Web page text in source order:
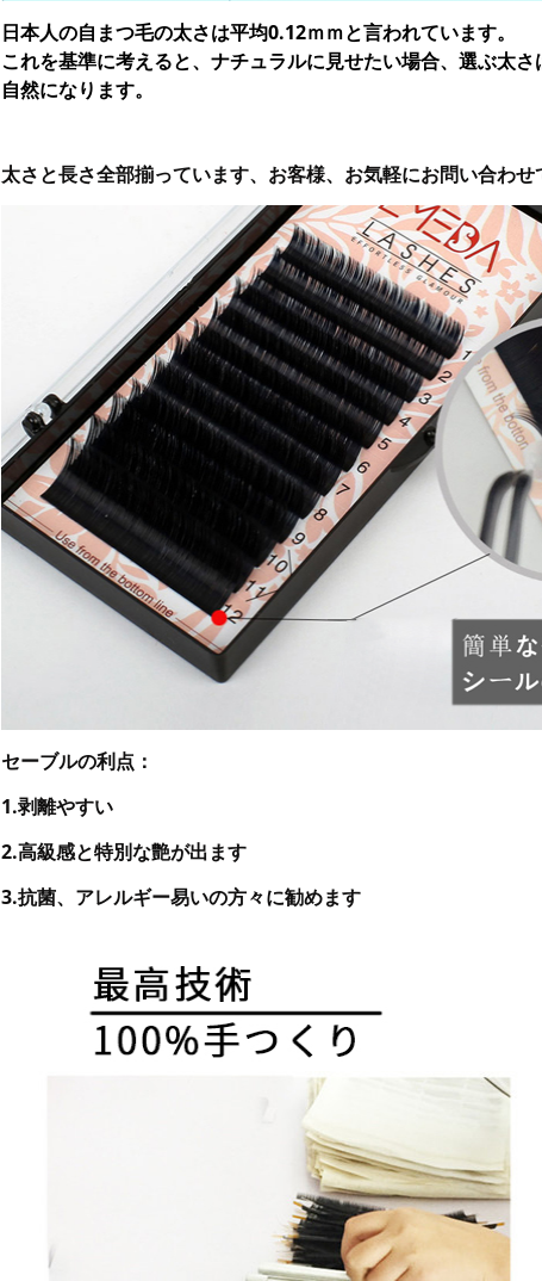
日本人の自まつ毛の太さは平均0.12ｍｍと言われています。
これを基準に考えると、ナチュラルに見せたい場合、選ぶ太
自然になります。
太さと長さ全部揃っています、お客様、お気軽にお問い合わせ
セーブルの利点：
1.剥離やすい
2.高級感と特別な艶が出ます
3.抗菌、アレルギー易いの方々に勧めます